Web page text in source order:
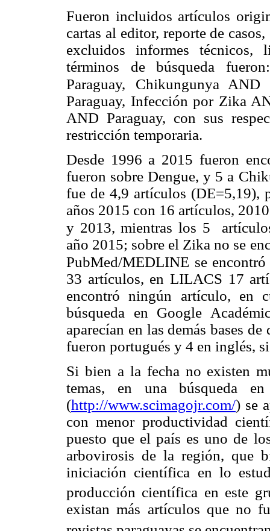
Fueron incluidos artículos
cartas al editor, reporte de
excluidos informes técnicos,
términos de búsqueda
Paraguay,
Chikungunya AND
Paraguay, Infección por Zika
AND Paraguay, con sus
restricción temporaria.
Desde 1996 a 2015 fueron
fueron sobre Dengue, y 5 a
fue de 4,9 artículos (DE=5,19),
años 2015 con 16 artículos,
y 2013, mientras los 5
año 2015; sobre el Zika no se
PubMed/MEDLINE se encontró
33 artículos, en LILACS 17
encontró ningún artículo, en
búsqueda en Google
aparecían en las demás bases
fueron portugués y 4 en inglés,
Si bien a la fecha no existen
temas, en una búsqueda
(http://www.scimagojr.com/) se
con menor productividad
puesto que el país es uno de
arbovirosis de la región, que
iniciación científica en lo
producción científica en este
existan más artículos que no